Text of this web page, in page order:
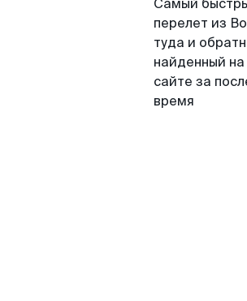
Самый
перелет из
туда и
найденный
сайте за
время